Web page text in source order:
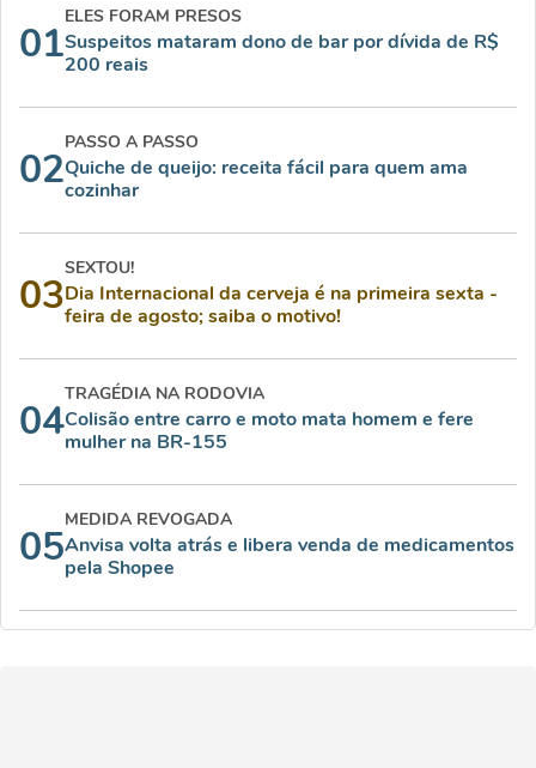
01
ELES FORAM PRESOS
Suspeitos mataram dono de bar por dívida de R$
200 reais
02
PASSO A PASSO
Quiche de queijo: receita fácil para quem ama
cozinhar
03
SEXTOU!
Dia Internacional da cerveja é na primeira sexta -
feira de agosto; saiba o motivo!
04
TRAGÉDIA NA RODOVIA
Colisão entre carro e moto mata homem e fere
mulher na BR-155
05
MEDIDA REVOGADA
Anvisa volta atrás e libera venda de medicamentos
pela Shopee